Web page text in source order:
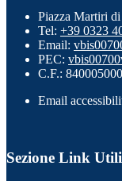
Piazza Martiri
Tel: +39 0323
Email:
PEC:
C.F.:
Email
Sezione Link Utili